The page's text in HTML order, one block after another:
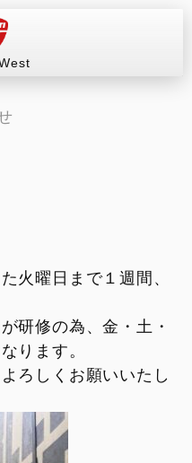
火曜日まで１週間、
研修の為、金・土・
ります。
ろしくお願いいたし